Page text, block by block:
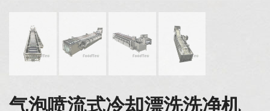
气泡喷流式冷却漂洗洗净机